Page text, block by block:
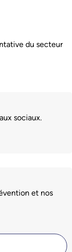
du secteur
sociaux.
Youtube
page
et nos
newsletter